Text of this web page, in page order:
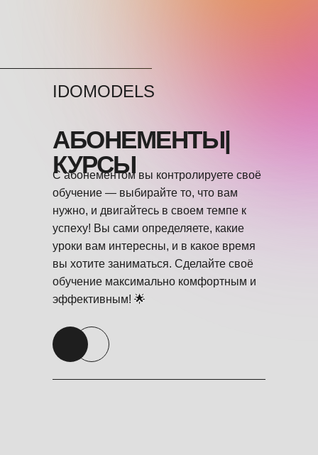
IDOMODELS
С абонементом вы контролируете своё
обучение — выбирайте то, что вам
нужно, и двигайтесь в своем темпе к
успеху! Вы сами определяете, какие
уроки вам интересны, и в какое время
вы хотите заниматься. Сделайте своё
обучение максимально комфортным и
эффективным! 🌟
АБОНЕМЕНТЫ|
КУРСЫ